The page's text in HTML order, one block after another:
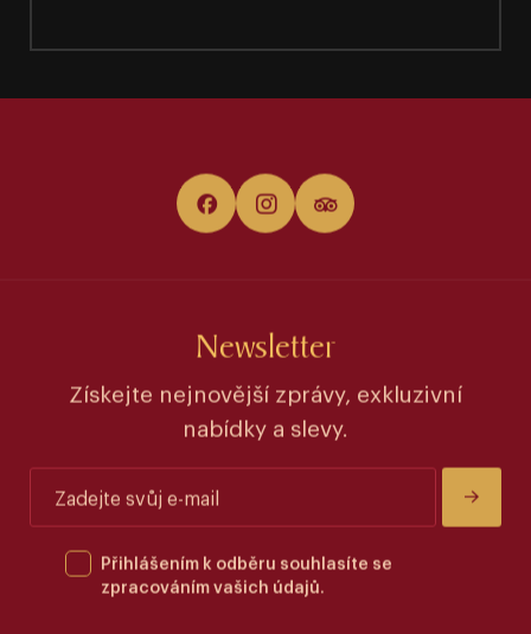
Newsletter
Získejte nejnovější zprávy, exkluzivní
nabídky a slevy.
Přihlášením k odběru souhlasíte se
zpracováním vašich údajů.